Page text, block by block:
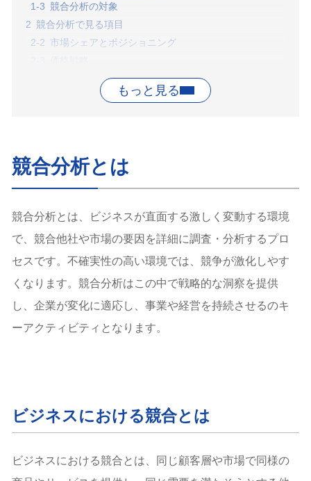
競合分析の対象
競合分析で見る項目
市場シェアとポジショニング
マーケティング戦略
顧客層と顧客満足度
競合分析のやり方【5ステップ】
①目的を明確にする
③情報を収集する
④分析する（フレームワーク活用）
⑤施策に落とし込む
競合分析で使われる主なフレームワーク
企業自体（Company）
顧客 (Customer)
流通 (Place)
SWOT分析
強み (Strengths)
競合分析とは
競合分析とは、ビジネスが直面する激しく変動する環境
で、競合他社や市場の要因を詳細に調査・分析するプロ
セスです。不確実性の高い環境では、競争が激化しやす
くなります。競合分析はこの中で戦略的な洞察を提供
し、企業が変化に適応し、事業や経営を持続させるのキ
ーアクティビティとなります。
ビジネスにおける競合とは
ビジネスにおける競合とは、同じ顧客層や市場で同様の